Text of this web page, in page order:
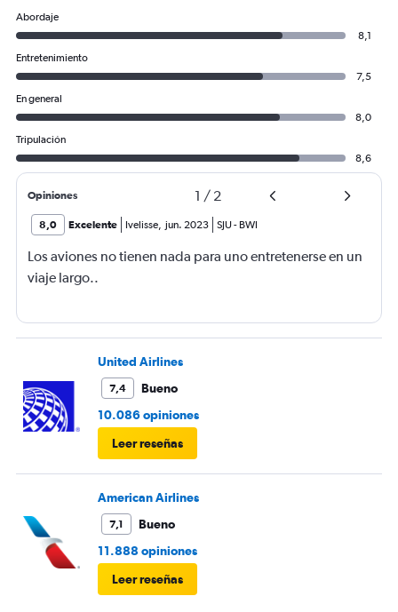
Abordaje
8,1
Entretenimiento
7,5
En general
8,0
Tripulación
8,6
Opiniones 1 / 2
8,0 Excelente Ivelisse, jun. 2023 SJU- BWI
Los aviones no tienen nada para uno entretenerse en un
viaje largo..
United Airlines
7,4
Bueno
10.086 opiniones
Leer reseñas
American Airlines
7,1
Bueno
11.888 opiniones
Leer reseñas